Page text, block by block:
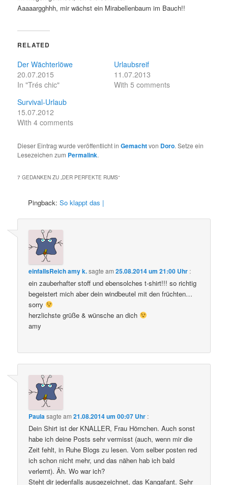
Aaaaargghhh, mir wächst ein Mirabellenbaum im Bauch!!
RELATED
Der Wächterlöwe
20.07.2015
In "Trés chic"
Urlaubsreif
11.07.2013
With 5 comments
Survival-Urlaub
15.07.2012
With 4 comments
Dieser Eintrag wurde veröffentlicht inGemachtvon Doro. Setze ein
Lesezeichen zum Permalink.
7 GEDANKEN ZU „ DER PERFEKTE RUMS“
Pingback:So klappt das |
einfallsReich amy k.sagte am25.08.2014 um 21:00 Uhr :
ein zauberhafter stoff und ebensolches t-shirt!!! so richtig
begeistert mich aber dein windbeutel mit den früchten…
sorry
herzlichste grüße & wünsche an dich
amy
Paulasagte am21.08.2014 um 00:07 Uhr :
Dein Shirt ist der KNALLER, Frau Hörnchen. Auch sonst
habe ich deine Posts sehr vermisst (auch, wenn mir die
Zeit fehlt, in Ruhe Blogs zu lesen. Vom selber posten red
ich schon nicht mehr, und das nähen hab ich bald
verlernt). Äh. Wo war ich?
Steht dir jedenfalls ausgezeichnet, das Kangafant. Sehr